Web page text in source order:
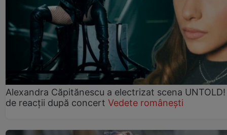
Alexandra Căpitănescu a electrizat scena UNTOLD!
de reacții după concert Vedete românești